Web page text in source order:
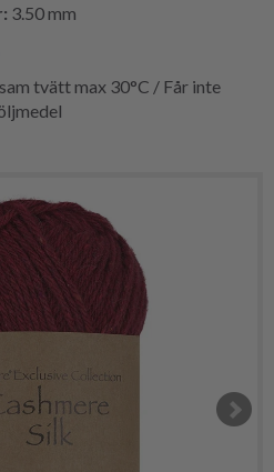
3.50 mm
tvätt max 30°C / Får inte